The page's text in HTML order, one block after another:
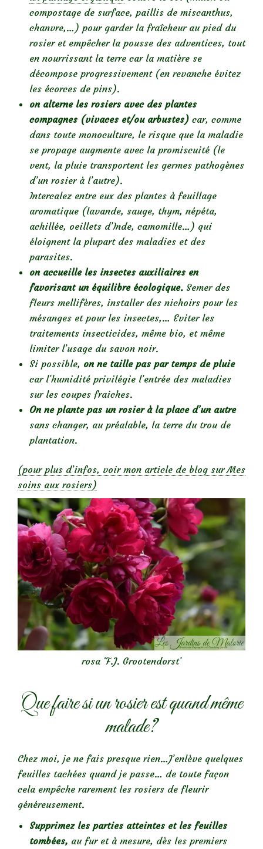
compostage de surface, paillis de miscanthus,
chanvre,…) pour garder la fraîcheur au pied du
rosier et empêcher la pousse des adventices, tout
en nourrissant la terre car la matière se
décompose progressivement (en revanche évitez
les écorces de pins).
on alterne les rosiers avec des plantes
compagnes (vivaces et/ou arbustes) car, comme
dans toute monoculture, le risque que la maladie
se propage augmente avec la promiscuité (le
vent, la pluie transportent les germes pathogènes
d’un rosier à l’autre).
Intercalez entre eux des plantes à feuillage
aromatique (lavande, sauge, thym, népéta,
achillée, oeillets d’Inde, camomille…) qui
éloignent la plupart des maladies et des
parasites.
on accueille les insectes auxiliaires en
favorisant un équilibre écologique. Semer des
fleurs mellifères, installer des nichoirs pour les
mésanges et pour les insectes,… Eviter les
traitements insecticides, même bio, et même
limiter l’usage du savon noir.
Si possible, on ne taille pas par temps de pluie
car l’humidité privilégie l’entrée des maladies
sur les coupes fraiches.
On ne plante pas un rosier à la place d’un autre
sans changer, au préalable, la terre du trou de
plantation.
(pour plus d’infos, voir mon article de blog sur Mes
soins aux rosiers)
rosa ‘F.J. Grootendorst’
Que faire si un rosier est quand même
malade?
Chez moi, je ne fais presque rien…J’enlève quelques
feuilles tachées quand je passe… de toute façon
cela empêche rarement les rosiers de fleurir
généreusement.
Supprimez les parties atteintes et les feuilles
tombées, au fur et à mesure, dès les premiers